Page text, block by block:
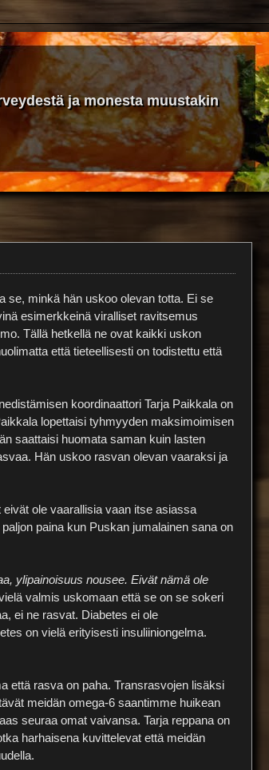
ja monesta muustakin
se, minkä hän uskoo olevan totta. Ei se
esimerkkeinä viralliset ravitsemus
Tällä hetkellä ne ovat kaikki uskon
että tieteellisesti on todistettu että
koordinaattori Tarja Paikkala on
lopettaisi tyhmyyden maksimoimisen
saattaisi huomata saman kuin lasten
Hän uskoo rasvan olevan vaaraksi ja
ole vaarallisia vaan itse asiassa
paina kun Puskan jumalainen sana on
ylipainoisuus nousee. Eivät nämä ole
valmis uskomaan että se on se sokeri
ei ne rasvat. Diabetes ei ole
on vielä erityisesti insuliiniongelma.
että rasva on paha. Transrasvojen lisäksi
meidän omega-6 saantimme huikean
seuraa omat vaivansa. Tarja reppana on
harhaisena kuvittelevat että meidän